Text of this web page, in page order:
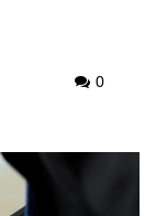
0